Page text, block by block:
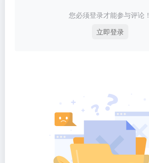
您必须登录才能参与评论！
立即登录